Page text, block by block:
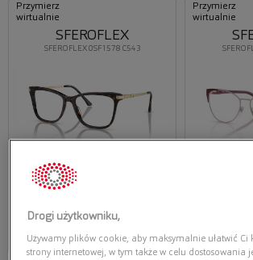
Przymierz
wirtualnie
SFEROFLEX 0SF1578 C543
SFEROFLEX
zakupie opraw i soczewek
korekcyjnych
Wybierz
Przymierz
wirtualnie
Drogi użytkowniku,
Używamy plików cookie, aby maksymalnie ułatwić Ci
strony internetowej, w tym także w celu dostosowania